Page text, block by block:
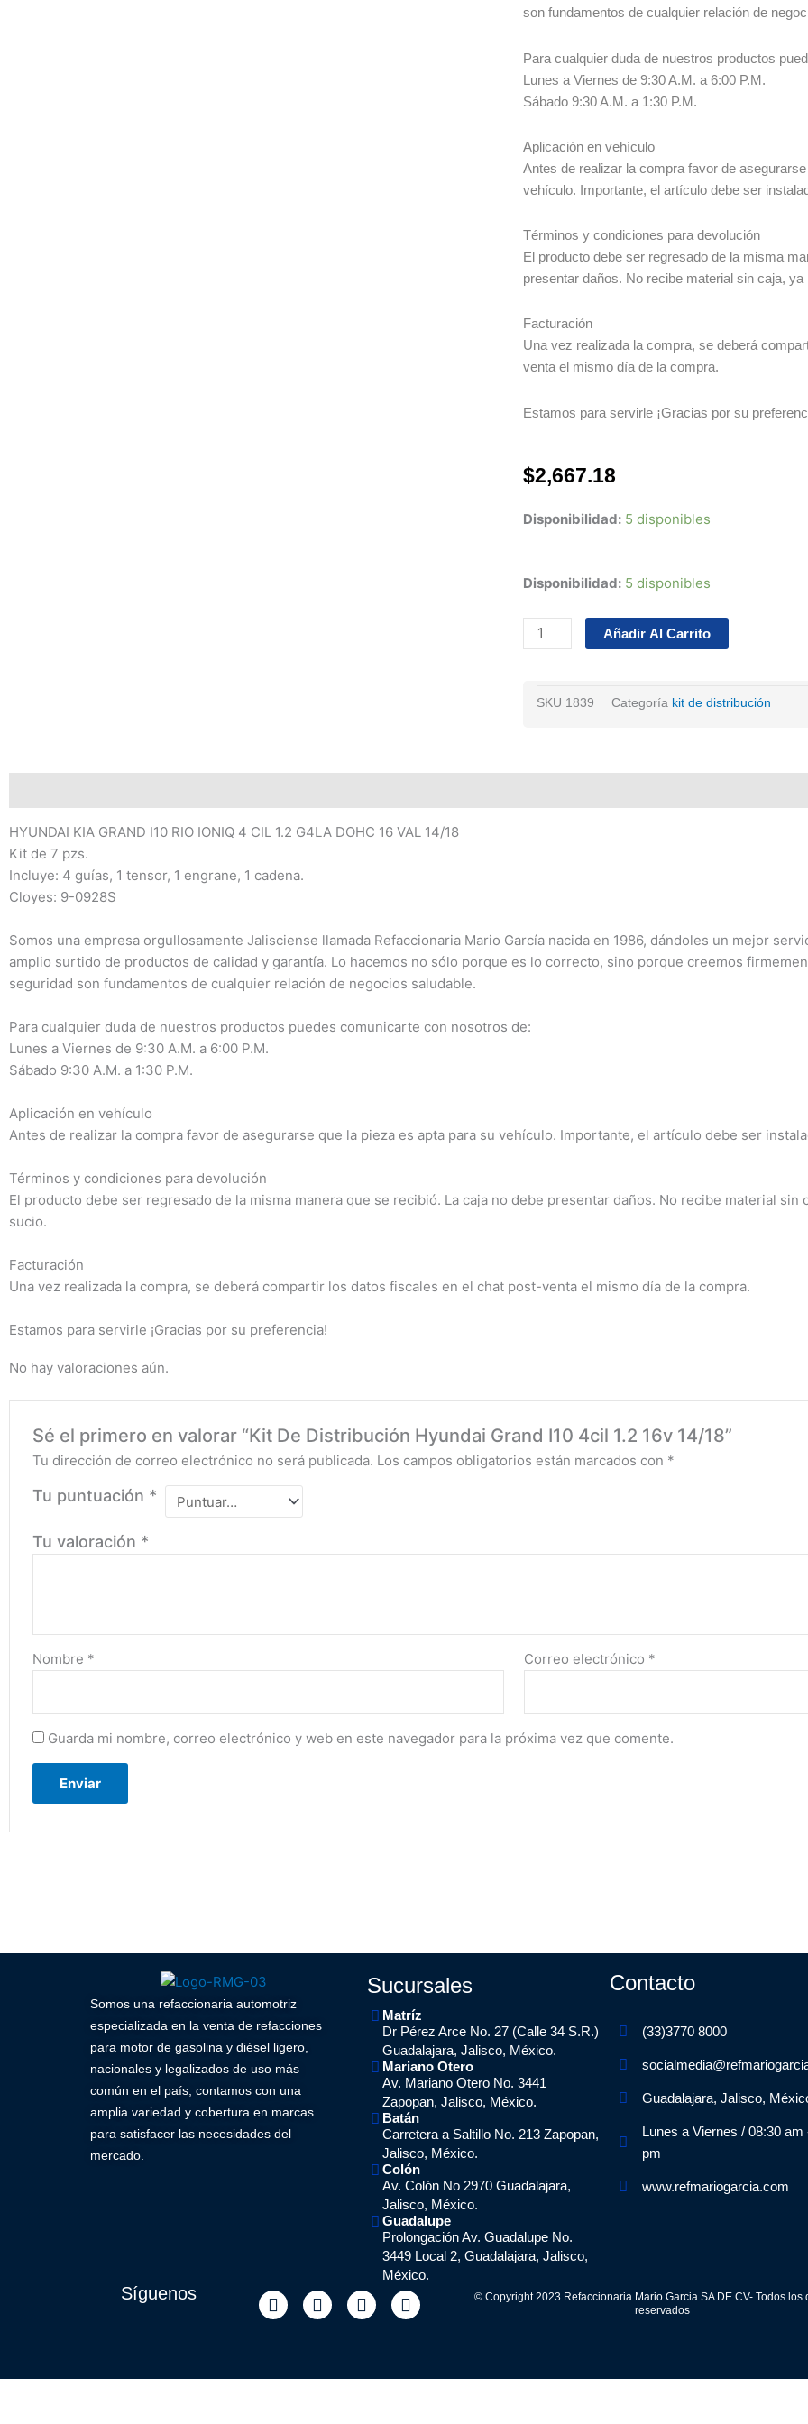
son fundamentos de cualquier relación de
Para cualquier duda de nuestros productos
Lunes a Viernes de 9:30 A.M. a 6:00 P.M.
Sábado 9:30 A.M. a 1:30 P.M.
Aplicación en vehículo
Antes de realizar la compra favor de
vehículo. Importante, el artículo debe ser
Términos y condiciones para devolución
El producto debe ser regresado de la misma
presentar daños. No recibe material sin caja,
Facturación
Una vez realizada la compra, se deberá
venta el mismo día de la compra.
Estamos para servirle ¡Gracias por su
$2,667.18
Disponibilidad: 5 disponibles
Disponibilidad: 5 disponibles
Kit
Distribución
Hyundai
4cil
14/18
Añadir Al Carrito
SKU 1839 Categoría kit de distribución
HYUNDAI KIA GRAND I10 RIO IONIQ 4 CIL 1.2 G4LA DOHC 16 VAL 14/18
Kit de 7 pzs.
Incluye: 4 guías, 1 tensor, 1 engrane, 1 cadena.
Cloyes: 9-0928S
Somos una empresa orgullosamente Jalisciense llamada Refaccionaria Mario García nacida en 1986, dándoles un mejor
amplio surtido de productos de calidad y garantía. Lo hacemos no sólo porque es lo correcto, sino porque creemos
seguridad son fundamentos de cualquier relación de negocios saludable.
Para cualquier duda de nuestros productos puedes comunicarte con nosotros de:
Lunes a Viernes de 9:30 A.M. a 6:00 P.M.
Sábado 9:30 A.M. a 1:30 P.M.
Aplicación en vehículo
Antes de realizar la compra favor de asegurarse que la pieza es apta para su vehículo. Importante, el artículo debe ser
Términos y condiciones para devolución
El producto debe ser regresado de la misma manera que se recibió. La caja no debe presentar daños. No recibe material sin
sucio.
Facturación
Una vez realizada la compra, se deberá compartir los datos fiscales en el chat post-venta el mismo día de la compra.
Estamos para servirle ¡Gracias por su preferencia!
No hay valoraciones aún.
Sé el primero en valorar “Kit De Distribución Hyundai Grand I10 4cil 1.2 16v 14/18”
Tu dirección de correo electrónico no será publicada. Los campos obligatorios están marcados con *
Tu puntuación *
Tu valoración *
Nombre * Correo electrónico *
Guarda mi nombre, correo electrónico y web en este navegador para la próxima vez que comente.
Somos una refaccionaria automotriz
especializada en la venta de refacciones
para motor de gasolina y diésel ligero,
nacionales y legalizados de uso más
común en el país, contamos con una
amplia variedad y cobertura en marcas
para satisfacer las necesidades del
mercado.
Sucursales
Matríz
Dr Pérez Arce No. 27 (Calle 34 S.R.)
Guadalajara, Jalisco, México.
Mariano Otero
Av. Mariano Otero No. 3441
Zapopan, Jalisco, México.
Batán
Carretera a Saltillo No. 213 Zapopan,
Jalisco, México.
Colón
Av. Colón No 2970 Guadalajara,
Jalisco, México.
Guadalupe
Prolongación Av. Guadalupe No.
3449 Local 2, Guadalajara, Jalisco,
México.
Contacto
(33)3770 8000
Guadalajara, Jalisco,
Lunes a Viernes / 08:30 am
pm
www.refmariogarcia.com
Síguenos
F
a
Y
o
W
h
I
n
© Copyright 2023 Refaccionaria Mario Garcia SA DE CV- Todos los
reservados